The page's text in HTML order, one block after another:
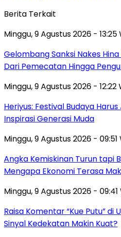
Berita Terkait
Minggu, 9 Agustus 2026 - 13:25
Gelombang Sanksi Nakes Hina
Dari Pemecatan Hingga
Minggu, 9 Agustus 2026 - 12:22
Heriyus: Festival Budaya
Inspirasi Generasi Muda
Minggu, 9 Agustus 2026 - 09:51
Angka Kemiskinan Turun tapi
Mengapa Ekonomi Terasa
Minggu, 9 Agustus 2026 - 09:41
Raisa Komentar “Kue Putu” di
Sinyal Kedekatan Makin Kuat?